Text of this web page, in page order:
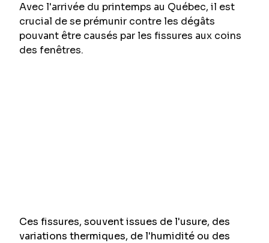
Avec l'arrivée du printemps au Québec, il est
crucial de se prémunir contre les dégâts
pouvant être causés par les fissures aux coins
des fenêtres.
Ces fissures, souvent issues de l'usure, des
variations thermiques, de l'humidité ou des